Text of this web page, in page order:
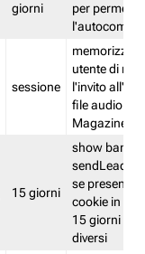
giorni
per
sessione
memorizza
utente di
l'invito
file audio del
Magazine
15 giorni
show banner
sendLead
se presenti
cookie in un
15 giorni e
diversi